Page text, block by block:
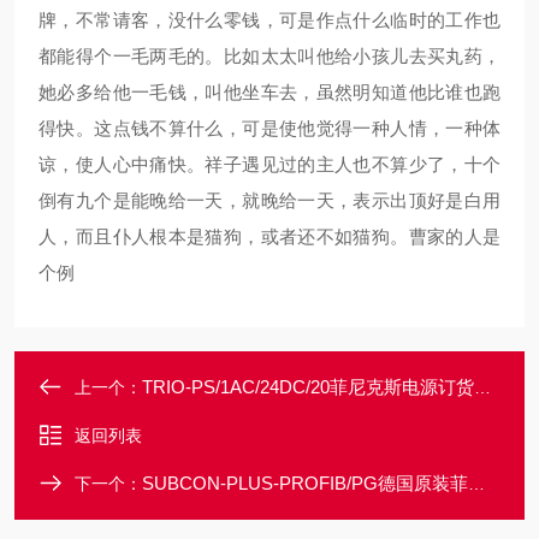
牌，不常请客，没什么零钱，可是作点什么临时的工作也
都能得个一毛两毛的。比如太太叫他给小孩儿去买丸药，
她必多给他一毛钱，叫他坐车去，虽然明知道他比谁也跑
得快。这点钱不算什么，可是使他觉得一种人情，一种体
谅，使人心中痛快。祥子遇见过的主人也不算少了，十个
倒有九个是能晚给一天，就晚给一天，表示出顶好是白用
人，而且仆人根本是猫狗，或者还不如猫狗。曹家的人是
个例
上一个： TRIO-PS/1AC/24DC/20菲尼克斯电源订货号2866381原装正品
返回列表
下一个： SUBCON-PLUS-PROFIB/PG德国原装菲尼克斯D-SUB总线连接器大量现货